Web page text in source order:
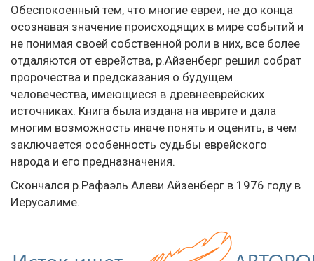
Обеспокоенный тем, что многие евреи, не до конца
осознавая значение происходящих в мире событий и
не понимая своей собственной роли в них, все более
отдаляются от еврейства, р.Айзенберг решил собрат
пророчества и предсказания о будущем
человечества, имеющиеся в древнееврейских
источниках. Книга была издана на иврите и дала
многим возможность иначе понять и оценить, в чем
заключается особенность судьбы еврейского
народа и его предназначения.
Скончался р.Рафаэль Алеви Айзенберг в 1976 году в
Иерусалиме.